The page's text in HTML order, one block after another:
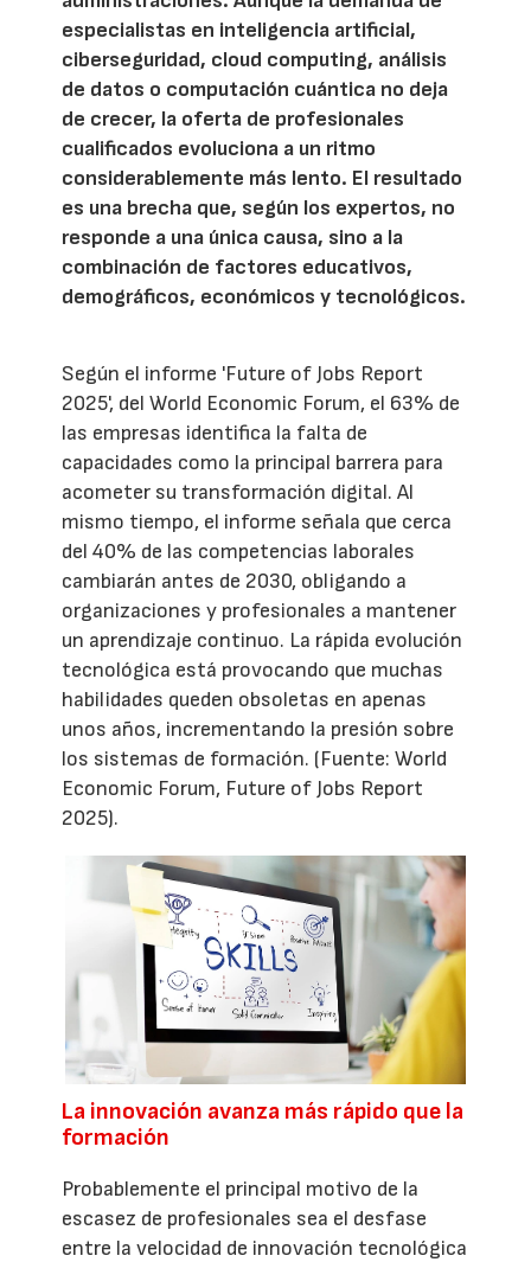
especialistas en inteligencia artificial,
ciberseguridad, cloud computing, análisis
de datos o computación cuántica no deja
de crecer, la oferta de profesionales
cualificados evoluciona a un ritmo
considerablemente más lento. El resultado
es una brecha que, según los expertos, no
responde a una única causa, sino a la
combinación de factores educativos,
demográficos, económicos y tecnológicos.
Según el informe 'Future of Jobs Report
2025', del World Economic Forum, el 63% de
las empresas identifica la falta de
capacidades como la principal barrera para
acometer su transformación digital. Al
mismo tiempo, el informe señala que cerca
del 40% de las competencias laborales
cambiarán antes de 2030, obligando a
organizaciones y profesionales a mantener
un aprendizaje continuo. La rápida evolución
tecnológica está provocando que muchas
habilidades queden obsoletas en apenas
unos años, incrementando la presión sobre
los sistemas de formación. (Fuente: World
Economic Forum, Future of Jobs Report
2025).
La innovación avanza más rápido que la
formación
Probablemente el principal motivo de la
escasez de profesionales sea el desfase
entre la velocidad de innovación tecnológica